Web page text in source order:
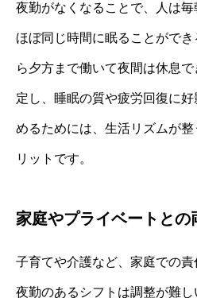
夜勤がなくなることで、人は毎
ほぼ同じ時間に眠ることがで
ら夕方まで働いて夜間は休息
定し、睡眠の質や疲労回復に
めるためには、生活リズムが
リットです。
家庭やプライベートとの
子育てや介護など、家庭での責
夜勤のあるシフトは調整が難